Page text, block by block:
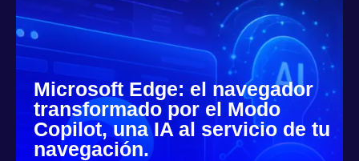
Microsoft Edge: el navegador
transformado por el Modo
Copilot, una IA al servicio de tu
navegación.